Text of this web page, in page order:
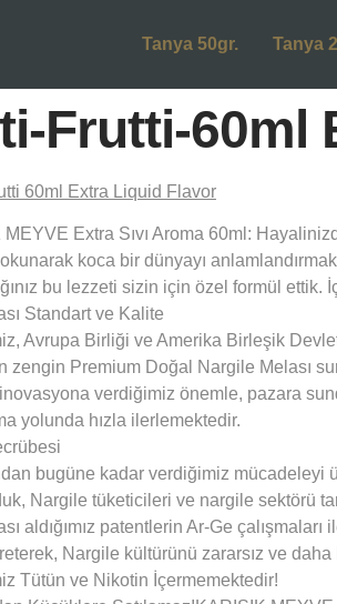
Tanya 50gr. Tanya
Frutti-60ml
MEYVE Extra Sıvı Aroma 60ml:
koca bir dünyayı
bu lezzeti sizin için özel formül ettik.
Standart ve Kalite
Avrupa Birliği ve Amerika Birleşik
zengin Premium Doğal Nargile Melası
verdiğimiz önemle, pazara
yolunda hızla ilerlemektedir.
bugüne kadar verdiğimiz mücadeleyi
Nargile tüketicileri ve nargile sektörü
aldığımız patentlerin Ar-Ge
Nargile kültürünü zararsız ve
Tütün ve Nikotin İçermemektedir!